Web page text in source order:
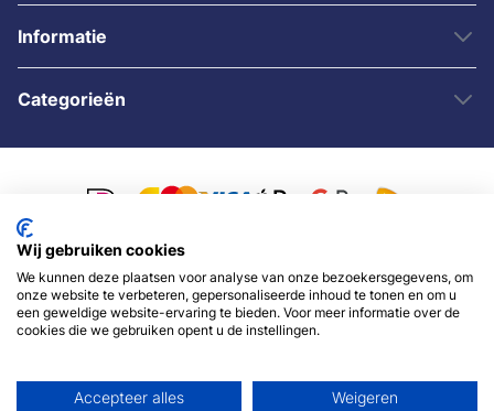
Informatie
Categorieën
© 2007 - 2026 - Sybshop.nl
Wij gebruiken cookies
We kunnen deze plaatsen voor analyse van onze bezoekersgegevens, om
onze website te verbeteren, gepersonaliseerde inhoud te tonen en om u
een geweldige website-ervaring te bieden. Voor meer informatie over de
cookies die we gebruiken opent u de instellingen.
Accepteer alles Weigeren